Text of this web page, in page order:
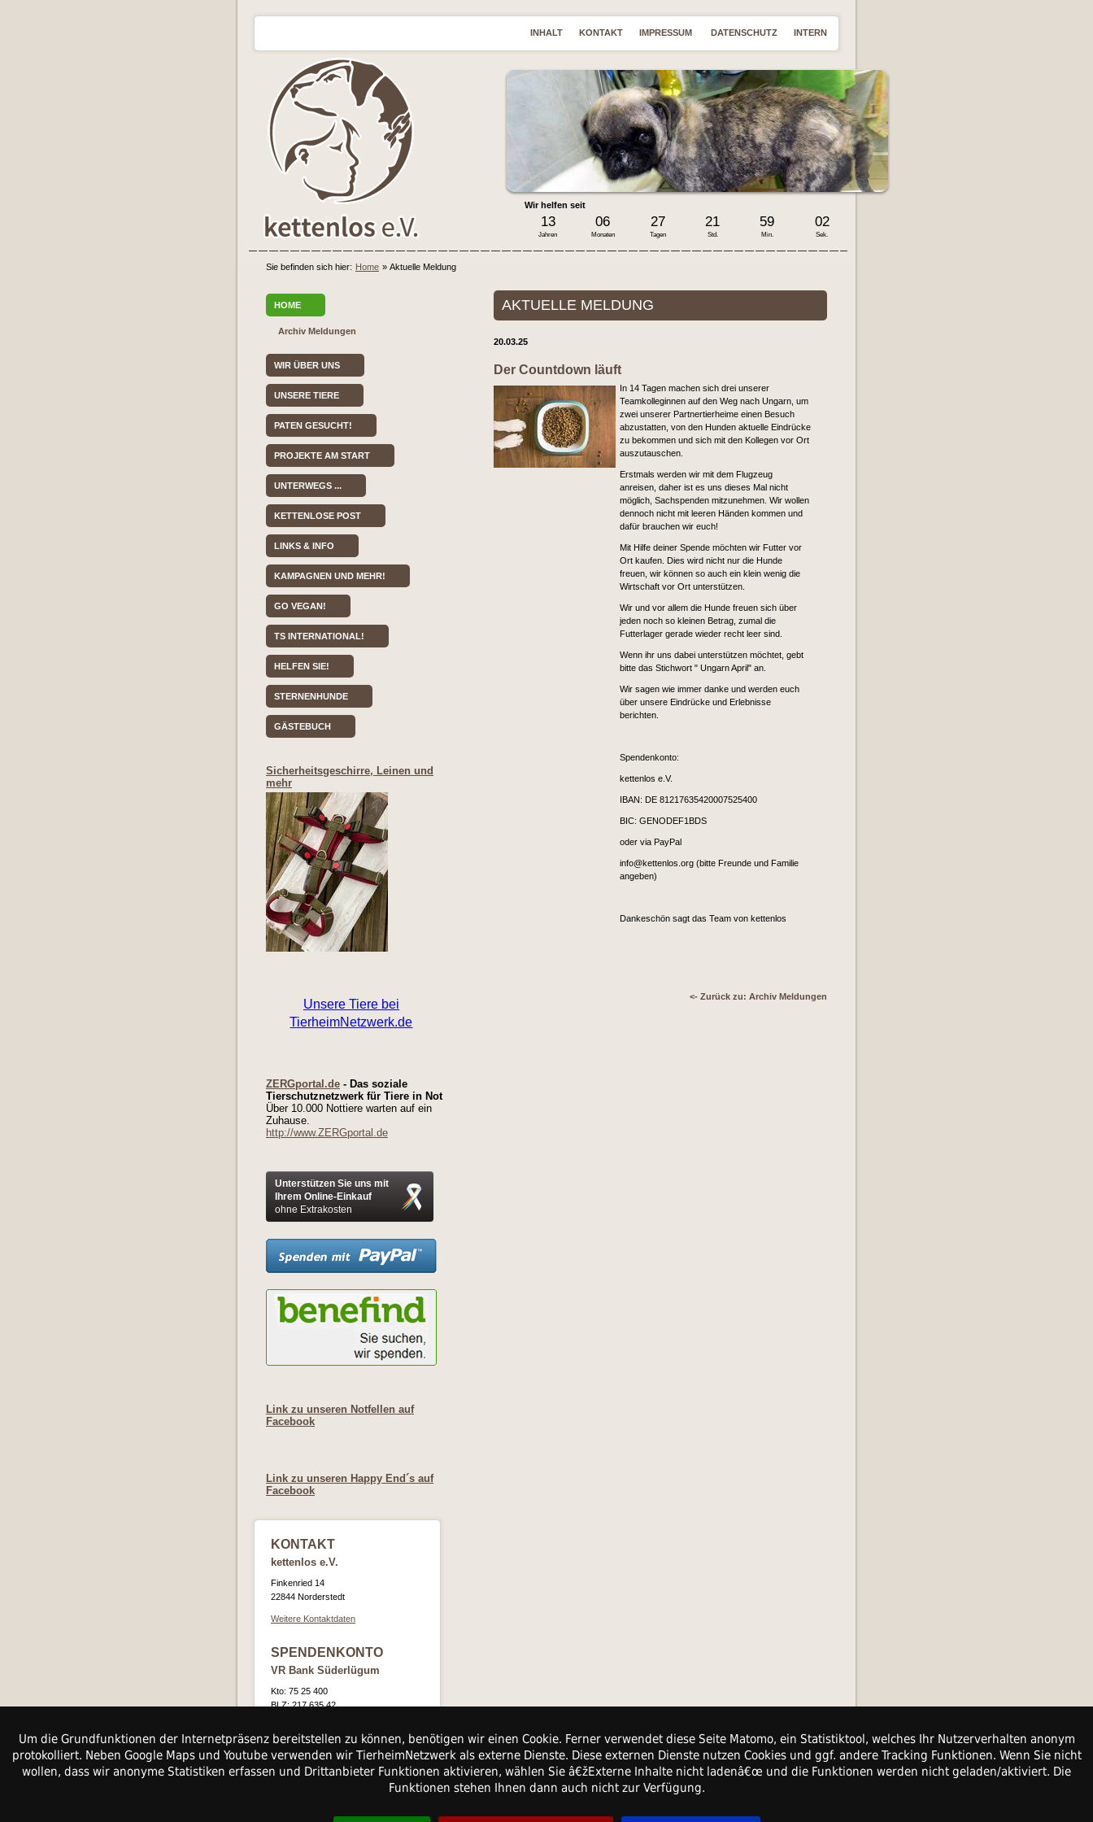
INHALT KONTAKT IMPRESSUM DATENSCHUTZ INTERN
Wir helfen seit
13
Jahren
06
Monaten
27
Tagen
21
Std.
59
Min.
03
Sek.
Sie befinden sich hier: Home » Aktuelle Meldung
HOME
Archiv Meldungen
WIR ÜBER UNS
UNSERE TIERE
PATEN GESUCHT!
PROJEKTE AM START
UNTERWEGS ...
KETTENLOSE POST
LINKS & INFO
KAMPAGNEN UND MEHR!
GO VEGAN!
TS INTERNATIONAL!
HELFEN SIE!
STERNENHUNDE
GÄSTEBUCH
Sicherheitsgeschirre, Leinen und
mehr
ZERGportal.de - Das soziale
Tierschutznetzwerk für Tiere in Not
Über 10.000 Nottiere warten auf ein
Zuhause.
http://www.ZERGportal.de
Unterstützen Sie uns mit
Ihrem Online-Einkauf
ohne Extrakosten
Link zu unseren Notfellen auf
Facebook
Link zu unseren Happy End´s auf
Facebook
KONTAKT
kettenlos e.V.
Finkenried 14
22844 Norderstedt
Weitere Kontaktdaten
SPENDENKONTO
VR Bank Süderlügum
Kto: 75 25 400
BLZ: 217 635 42
IBAN: DE 81217635420007525400
BIC: GENODEF1BDS
AKTUELLE MELDUNG
20.03.25
Der Countdown läuft
In 14 Tagen machen sich drei unserer
Teamkolleginnen auf den Weg nach Ungarn, um
zwei unserer Partnertierheime einen Besuch
abzustatten, von den Hunden aktuelle Eindrücke
zu bekommen und sich mit den Kollegen vor Ort
auszutauschen.
Erstmals werden wir mit dem Flugzeug
anreisen, daher ist es uns dieses Mal nicht
möglich, Sachspenden mitzunehmen. Wir wollen
dennoch nicht mit leeren Händen kommen und
dafür brauchen wir euch!
Mit Hilfe deiner Spende möchten wir Futter vor
Ort kaufen. Dies wird nicht nur die Hunde
freuen, wir können so auch ein klein wenig die
Wirtschaft vor Ort unterstützen.
Wir und vor allem die Hunde freuen sich über
jeden noch so kleinen Betrag, zumal die
Futterlager gerade wieder recht leer sind.
Wenn ihr uns dabei unterstützen möchtet, gebt
bitte das Stichwort " Ungarn April" an.
Wir sagen wie immer danke und werden euch
über unsere Eindrücke und Erlebnisse
berichten.
Spendenkonto:
kettenlos e.V.
IBAN: DE 81217635420007525400
BIC: GENODEF1BDS
oder via PayPal
info@kettenlos.org (bitte Freunde und Familie
angeben)
Dankeschön sagt das Team von kettenlos
<- Zurück zu: Archiv Meldungen
Um die Grundfunktionen der Internetpräsenz bereitstellen zu können, benötigen wir einen Cookie. Ferner verwendet diese Seite Matomo, ein Statistiktool, welches Ihr Nutzerverhalten anonym
protokolliert. Neben Google Maps und Youtube verwenden wir TierheimNetzwerk als externe Dienste. Diese externen Dienste nutzen Cookies und ggf. andere Tracking Funktionen. Wenn Sie nicht
wollen, dass wir anonyme Statistiken erfassen und Drittanbieter Funktionen aktivieren, wählen Sie â€žExterne Inhalte nicht ladenâ€œ und die Funktionen werden nicht geladen/aktiviert. Die
Funktionen stehen Ihnen dann auch nicht zur Verfügung.